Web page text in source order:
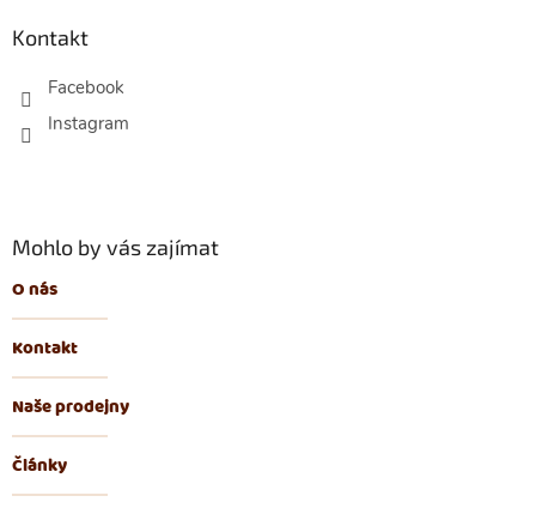
Kontakt
Facebook
Mohlo by vás zajímat
O nás
Kontakt
Naše prodejny
Články